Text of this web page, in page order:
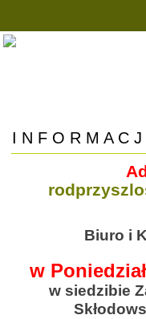
I N F O R M A C J
Biuro i
w
w siedzibie